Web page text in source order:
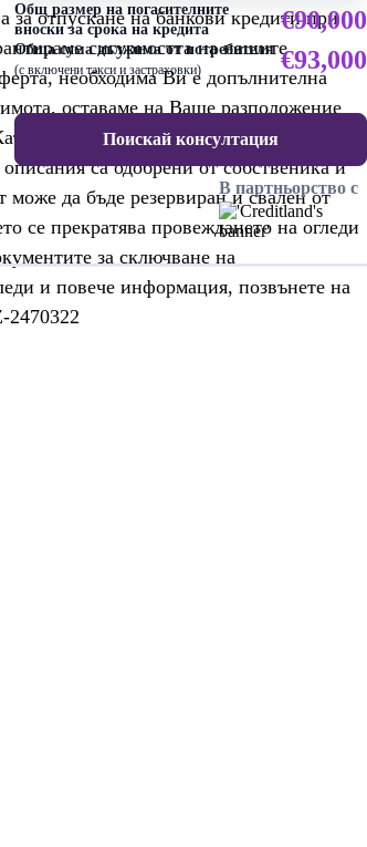
за отпускане на банкови кредити при
сигурността на нашите
необходима Ви е допълнителна
оставаме на Ваше разположение
Ганчева или на Е:
са одобрени от собственика и
може да бъде резервиран и свален от
се прекратява провеждането на огледи
за сключване на
и повече информация, позвънете на
2470322
Общ размер на погасителните
вноски за срока на кредита
€90,000
Обща сума дължима от потребителя
(с включени такси и застраховки) €93,000
Поискай консултация
В партньорство с